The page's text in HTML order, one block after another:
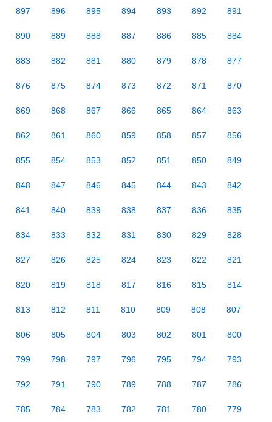
897 896 895 894 893 892 891
890 889 888 887 886 885 884
883 882 881 880 879 878 877
876 875 874 873 872 871 870
869 868 867 866 865 864 863
862 861 860 859 858 857 856
855 854 853 852 851 850 849
848 847 846 845 844 843 842
841 840 839 838 837 836 835
834 833 832 831 830 829 828
827 826 825 824 823 822 821
820 819 818 817 816 815 814
813 812 811 810 809 808 807
806 805 804 803 802 801 800
799 798 797 796 795 794 793
792 791 790 789 788 787 786
785 784 783 782 781 780 779